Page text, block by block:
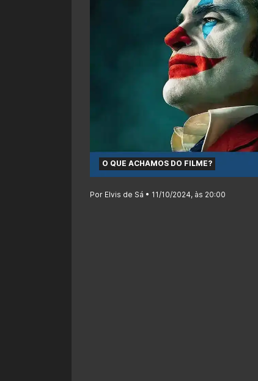
O QUE ACHAMOS DO FILME?
Por Elvis de Sá • 11/10/2024, às 20:00